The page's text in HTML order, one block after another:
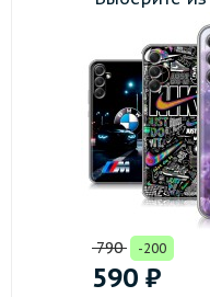
790 -200
590 ₽